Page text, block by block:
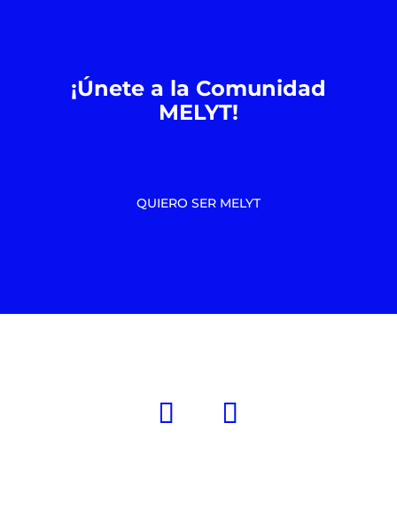
¡Únete a la Comunidad
MELYT!
QUIERO SER MELYT